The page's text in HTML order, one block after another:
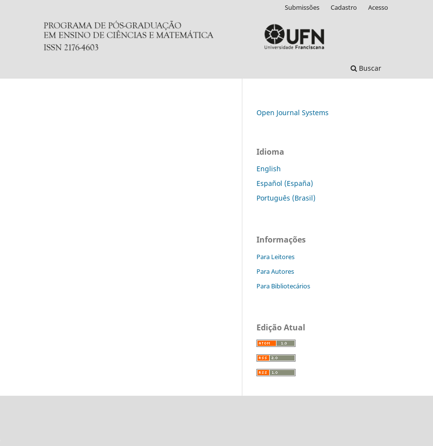
Buscar
Submissões Cadastro Acesso
Open Journal Systems
Idioma
English
Español (España)
Português (Brasil)
Informações
Para Leitores
Para Autores
Para Bibliotecários
Edição Atual